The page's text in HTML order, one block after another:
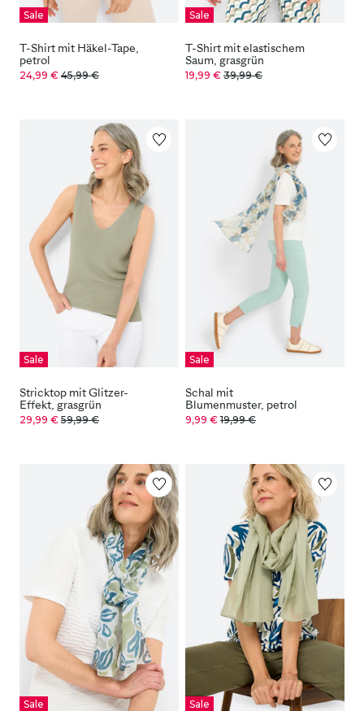
Sale
T-Shirt mit Häkel-Tape,
petrol
24,99 € 45,99 €
Sale
T-Shirt mit elastischem
Saum, grasgrün
19,99 € 39,99 €
Sale
Stricktop mit Glitzer-
Effekt, grasgrün
29,99 € 59,99 €
Sale
Schal mit
Blumenmuster, petrol
9,99 € 19,99 €
Sale Sale